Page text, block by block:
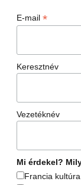
E-mail *
Keresztnév
Vezetéknév
Mi érdekel?
Francia